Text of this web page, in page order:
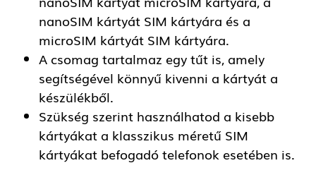
nanoSIM kártyát SIM kártyára és a
microSIM kártyát SIM kártyára.
A csomag tartalmaz egy tűt is, amely
segítségével könnyű kivenni a kártyát a
készülékből.
Szükség szerint használhatod a kisebb
kártyákat a klasszikus méretű SIM
kártyákat befogadó telefonok esetében is.